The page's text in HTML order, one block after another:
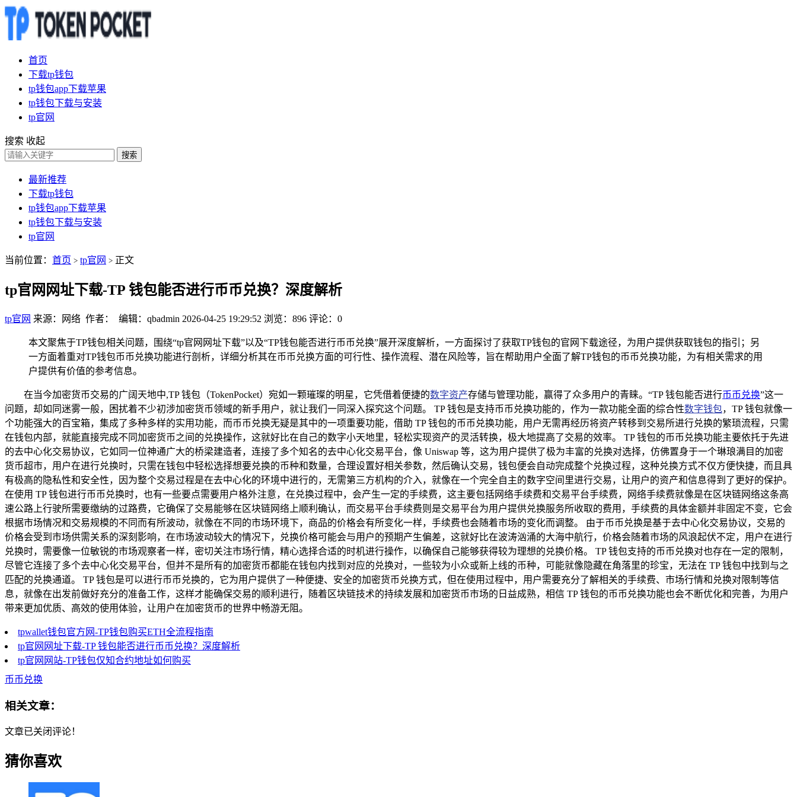
首页
下载tp钱包
tp钱包app下载苹果
tp钱包下载与安装
tp官网
搜索 收起
搜索
最新推荐
下载tp钱包
tp钱包app下载苹果
tp钱包下载与安装
tp官网
当前位置： 首页 > tp官网 > 正文
tp官网网址下载-TP 钱包能否进行币币兑换？深度解析
tp官网 来源：网络 作者： 编辑：qbadmin 2026-04-25 19:29:52 浏览：896 评论：0
本文聚焦于TP钱包相关问题，围绕“tp官网网址下载”以及“TP钱包能否进行币币兑换”展开深度解析，一方面探讨了获取TP钱包的官网下载途径，为用户提供获取钱包的指引；另
一方面着重对TP钱包币币兑换功能进行剖析，详细分析其在币币兑换方面的可行性、操作流程、潜在风险等，旨在帮助用户全面了解TP钱包的币币兑换功能，为有相关需求的用
户提供有价值的参考信息。
在当今加密货币交易的广阔天地中,TP 钱包（TokenPocket）宛如一颗璀璨的明星，它凭借着便捷的数字资产存储与管理功能，赢得了众多用户的青睐。“TP 钱包能否进行币币兑换”这一
问题，却如同迷雾一般，困扰着不少初涉加密货币领域的新手用户，就让我们一同深入探究这个问题。 TP 钱包是支持币币兑换功能的，作为一款功能全面的综合性数字钱包，TP 钱包就像一
个功能强大的百宝箱，集成了多种多样的实用功能，而币币兑换无疑是其中的一项重要功能，借助 TP 钱包的币币兑换功能，用户无需再经历将资产转移到交易所进行兑换的繁琐流程，只需
在钱包内部，就能直接完成不同加密货币之间的兑换操作，这就好比在自己的数字小天地里，轻松实现资产的灵活转换，极大地提高了交易的效率。 TP 钱包的币币兑换功能主要依托于先进
的去中心化交易协议，它如同一位神通广大的桥梁建造者，连接了多个知名的去中心化交易平台，像 Uniswap 等，这为用户提供了极为丰富的兑换对选择，仿佛置身于一个琳琅满目的加密
货币超市，用户在进行兑换时，只需在钱包中轻松选择想要兑换的币种和数量，合理设置好相关参数，然后确认交易，钱包便会自动完成整个兑换过程，这种兑换方式不仅方便快捷，而且具
有极高的隐私性和安全性，因为整个交易过程是在去中心化的环境中进行的，无需第三方机构的介入，就像在一个完全自主的数字空间里进行交易，让用户的资产和信息得到了更好的保护。
在使用 TP 钱包进行币币兑换时，也有一些要点需要用户格外注意，在兑换过程中，会产生一定的手续费，这主要包括网络手续费和交易平台手续费，网络手续费就像是在区块链网络这条高
速公路上行驶所需要缴纳的过路费，它确保了交易能够在区块链网络上顺利确认，而交易平台手续费则是交易平台为用户提供兑换服务所收取的费用，手续费的具体金额并非固定不变，它会
根据市场情况和交易规模的不同而有所波动，就像在不同的市场环境下，商品的价格会有所变化一样，手续费也会随着市场的变化而调整。 由于币币兑换是基于去中心化交易协议，交易的
价格会受到市场供需关系的深刻影响，在市场波动较大的情况下，兑换价格可能会与用户的预期产生偏差，这就好比在波涛汹涌的大海中航行，价格会随着市场的风浪起伏不定，用户在进行
兑换时，需要像一位敏锐的市场观察者一样，密切关注市场行情，精心选择合适的时机进行操作，以确保自己能够获得较为理想的兑换价格。 TP 钱包支持的币币兑换对也存在一定的限制，
尽管它连接了多个去中心化交易平台，但并不是所有的加密货币都能在钱包内找到对应的兑换对，一些较为小众或新上线的币种，可能就像隐藏在角落里的珍宝，无法在 TP 钱包中找到与之
匹配的兑换通道。 TP 钱包是可以进行币币兑换的，它为用户提供了一种便捷、安全的加密货币兑换方式，但在使用过程中，用户需要充分了解相关的手续费、市场行情和兑换对限制等信
息，就像在出发前做好充分的准备工作，这样才能确保交易的顺利进行，随着区块链技术的持续发展和加密货币市场的日益成熟，相信 TP 钱包的币币兑换功能也会不断优化和完善，为用户
带来更加优质、高效的使用体验，让用户在加密货币的世界中畅游无阻。
tpwallet钱包官方网-TP钱包购买ETH全流程指南
tp官网网址下载-TP 钱包能否进行币币兑换？深度解析
tp官网网站-TP钱包仅知合约地址如何购买
币币兑换
相关文章：
文章已关闭评论！
猜你喜欢